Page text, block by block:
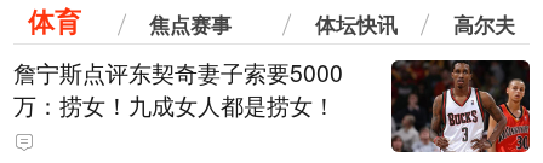
体育 焦点赛事 体坛快讯 高尔夫
詹宁斯点评东契奇妻子索要5000
万：捞女！九成女人都是捞女！